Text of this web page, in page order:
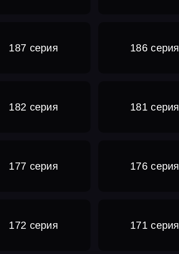
187 серия 186 серия
182 серия 181 серия
177 серия 176 серия
172 серия 171 серия